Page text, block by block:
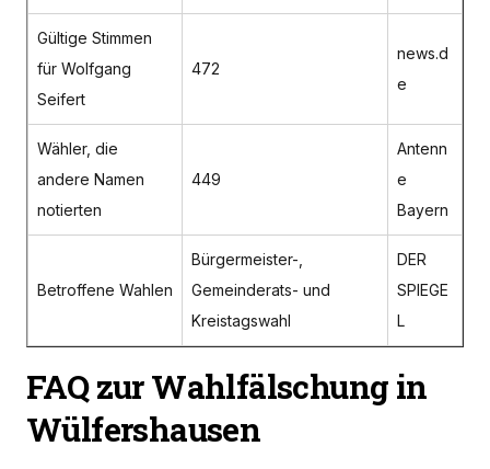
Gültige Stimmen
für Wolfgang
Seifert
472
news.d
e
Wähler, die
andere Namen
notierten
449
Antenn
e
Bayern
Betroffene Wahlen
Bürgermeister-,
Gemeinderats- und
Kreistagswahl
DER
SPIEGE
L
FAQ zur Wahlfälschung in
Wülfershausen